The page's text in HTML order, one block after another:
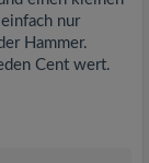
nur
Hammer.
Cent wert.